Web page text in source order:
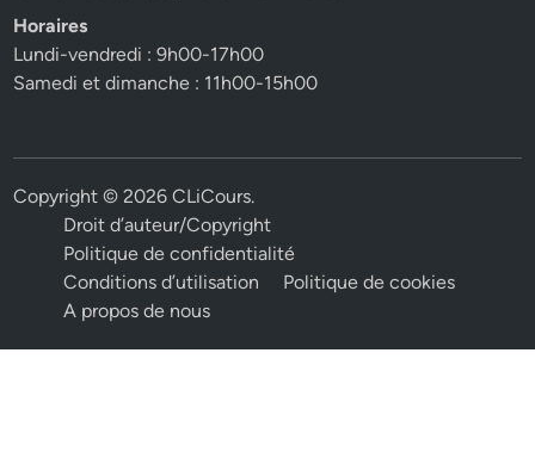
Horaires
Lundi-vendredi : 9h00-17h00
Samedi et dimanche : 11h00-15h00
Copyright © 2026CLiCours.
Droit d’auteur/Copyright
Politique de confidentialité
Conditions d’utilisation
Politique de cookies
A propos de nous